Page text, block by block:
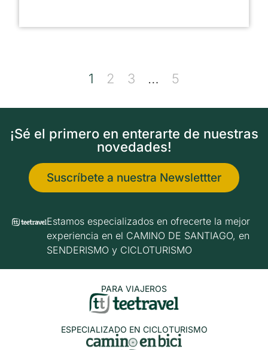
1 2 3 … 5
¡Sé el primero en enterarte de nuestras
novedades!
Suscríbete a nuestra Newslettter
Estamos especializados en ofrecerte la mejor
experiencia en el CAMINO DE SANTIAGO, en
SENDERISMO y CICLOTURISMO
PARA VIAJEROS
ESPECIALIZADO EN CICLOTURISMO